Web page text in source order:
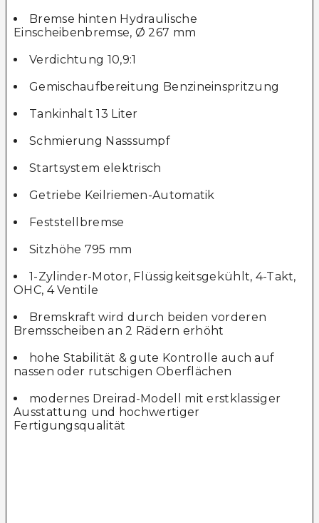
Bremse hinten Hydraulische
Einscheibenbremse, Ø 267 mm
Verdichtung 10,9:1
Gemischaufbereitung Benzineinspritzung
Tankinhalt 13 Liter
Schmierung Nasssumpf
Startsystem elektrisch
Getriebe Keilriemen-Automatik
Feststellbremse
Sitzhöhe 795 mm
1-Zylinder-Motor, Flüssigkeitsgekühlt, 4-Takt,
OHC, 4 Ventile
Bremskraft wird durch beiden vorderen
Bremsscheiben an 2 Rädern erhöht
hohe Stabilität & gute Kontrolle auch auf
nassen oder rutschigen Oberflächen
modernes Dreirad-Modell mit erstklassiger
Ausstattung und hochwertiger
Fertigungsqualität